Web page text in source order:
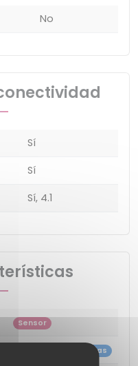
No
Sí
Sí
Sí, 4.1
Sensor
Recuento de calorías